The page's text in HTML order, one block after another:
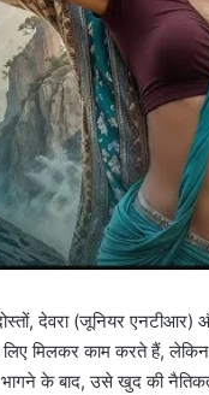
देवरा (जूनियर एनटीआर)
मिलकर काम करते हैं,
के बाद, उसे खुद की